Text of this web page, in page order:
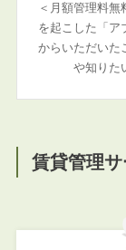
＜月額管理料
を起こした「ア
からいただいた
や知りた
賃貸管理